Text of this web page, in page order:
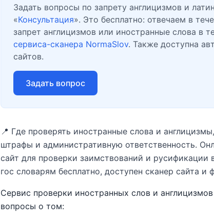
Задать вопросы по запрету англицизмов и
«Консультация». Это бесплатно: отвечаем в
запрет англицизмов или иностранные слова
сервиса-сканера NormaSlov. Также доступна
сайтов.
Задать вопрос
📍 Где проверять иностранные слова и
штрафы и административную ответственность.
сайт для проверки заимствований и
гос словарям бесплатно, доступен сканер сайта
Сервис проверки иностранных слов и
вопросы о том: